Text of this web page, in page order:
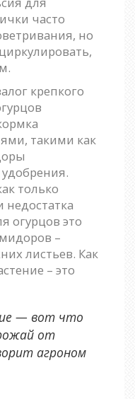
часто
но
крепкого
такими как
только
огурцов это
–
листьев. Как
– это
— вот что
от
агроном